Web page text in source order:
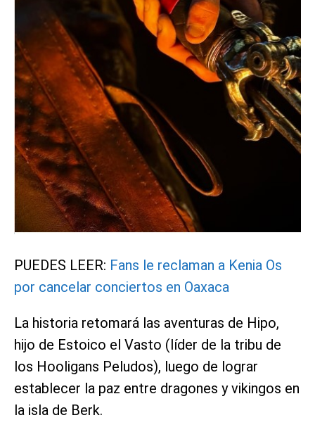
PUEDES LEER: Fans le reclaman a Kenia Os
por cancelar conciertos en Oaxaca
La historia retomará las aventuras de Hipo,
hijo de Estoico el Vasto (líder de la tribu de
los Hooligans Peludos), luego de lograr
establecer la paz entre dragones y vikingos en
la isla de Berk.